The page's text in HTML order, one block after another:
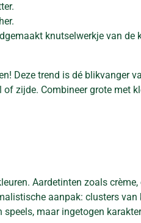
knutselwerkje van de
Deze trend is dé blikvanger
zijde. Combineer grote met
Aardetinten zoals
aanpak: clusters
maar ingetogen